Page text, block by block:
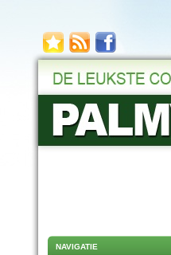
NAVIGATIE